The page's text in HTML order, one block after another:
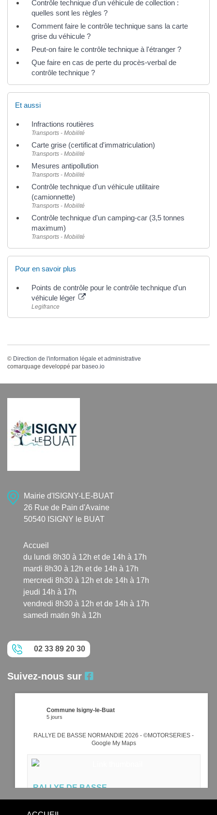
Contrôle technique d'un véhicule de collection :
quelles sont les règles ?
Comment faire le contrôle technique sans la carte
grise du véhicule ?
Peut-on faire le contrôle technique à l'étranger ?
Que faire en cas de perte du procès-verbal de
contrôle technique ?
Et aussi
Infractions routières
Transports - Mobilité
Carte grise (certificat d'immatriculation)
Transports - Mobilité
Mesures antipollution
Transports - Mobilité
Contrôle technique d'un véhicule utilitaire
(camionnette)
Transports - Mobilité
Contrôle technique d'un camping-car (3,5 tonnes
maximum)
Transports - Mobilité
Pour en savoir plus
Points de contrôle pour le contrôle technique d'un
véhicule léger
Legifrance
© Direction de l'information légale et administrative
comarquage developpé par baseo.io
Mairie d'ISIGNY-LE-BUAT
26 Rue de Pain d'Avaine
50540 ISIGNY le BUAT
Accueil
du lundi 8h30 à 12h et de 14h à 17h
mardi 8h30 à 12h et de 14h à 17h
mercredi 8h30 à 12h et de 14h à 17h
jeudi 14h à 17h
vendredi 8h30 à 12h et de 14h à 17h
samedi matin 9h à 12h
02 33 89 20 30
Suivez-nous sur
Commune Isigny-le-Buat
5 jours
RALLYE DE BASSE NORMANDIE 2026 - ©MOTORSERIES -
Google My Maps
RALLYE DE BASSE
NORMANDIE 2026 -